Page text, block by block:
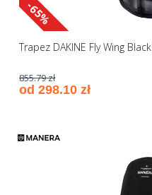
-65%
Trapez DAKINE Fly Wing Black
855.79 zł
od 298.10 zł